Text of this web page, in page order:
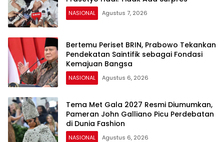
NASIONAL Agustus 7, 2026
Bertemu Periset BRIN, Prabowo Tekankan
Pendekatan Saintifik sebagai Fondasi
Kemajuan Bangsa
NASIONAL Agustus 6, 2026
Tema Met Gala 2027 Resmi Diumumkan,
Pameran John Galliano Picu Perdebatan
di Dunia Fashion
NASIONAL Agustus 6, 2026